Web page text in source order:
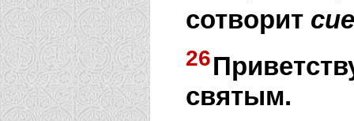
сотворит
26
святым.